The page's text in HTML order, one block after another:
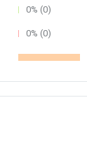
0% (0)
0% (0)